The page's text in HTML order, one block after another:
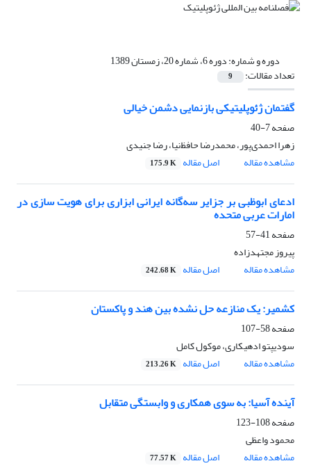
دوره و شماره:دوره 6، شماره 20، زمستان 1389
تعداد مقالات: 9
گفتمان ژئوپلیتیکی بازنمایی دشمن خیالی
صفحه7-40
زهرا احمدی‌پور، محمدرضا حافظ‌نیا، رضا جنیدی
مشاهده مقاله
اصل مقاله 175.9 K
ادعای ابوظبی بر جزایر سه‌گانه ایرانی ابزاری برای هویت سازی در
امارات عربی متحده
صفحه41-57
پیروز مجتهدزاده
مشاهده مقاله
اصل مقاله 242.68 K
کشمیر: یک منازعه حل نشده بین هند و پاکستان
صفحه58-107
سودیپتو ادهیکاری، موکول کامل
مشاهده مقاله
اصل مقاله 213.26 K
آینده آسیا: به سوی همکاری و وابستگی متقابل
صفحه108-123
محمود واعظی
مشاهده مقاله
اصل مقاله 77.57 K